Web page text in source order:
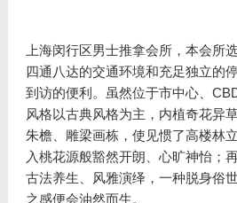
上海闵行区男士推拿会所，本会所
四通八达的交通环境和充足独立的
到访的便利。虽然位于市中心、
风格以古典风格为主，内植奇花异
朱檐、雕梁画栋，使见惯了高楼林
入桃花源般豁然开朗、心旷神怡；
古法养生、风雅演绎，一种脱身俗
之感便会油然而生。